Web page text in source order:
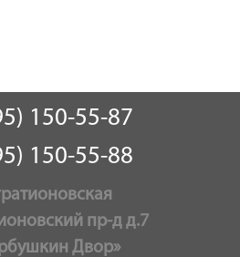
150-55-87
150-55-88
пр-д д.7
Двор»